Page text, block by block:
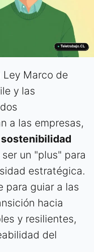
Marco de
y las
a las empresas,
un "plus" para
estratégica.
para guiar a las
hacia
y resilientes,
del